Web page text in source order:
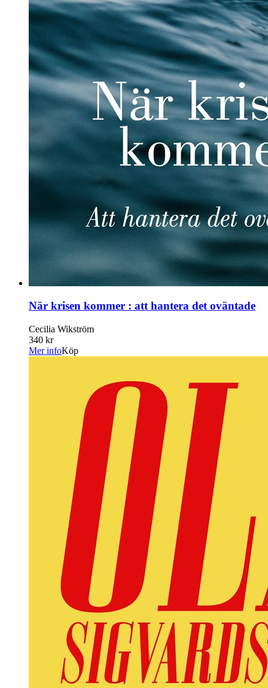
När krisen kommer : att hantera det oväntade
Cecilia Wikström
340 kr
Mer infoKöp